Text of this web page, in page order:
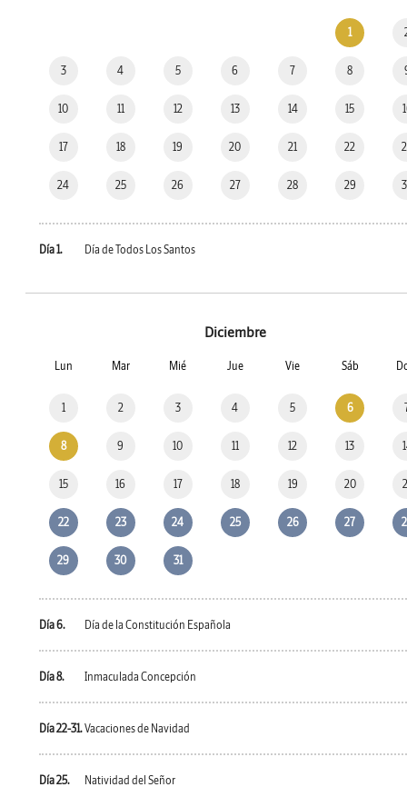
1
3 4 5 6 7 8
10 11 12 13 14 15
17 18 19 20 21 22
24 25 26 27 28 29
Día 1. Día de Todos Los Santos
Diciembre
Lun Mar Mié Jue Vie Sáb
1 2 3 4 5 6
8 9 10 11 12 13
15 16 17 18 19 20
22 23 24 25 26 27
29 30 31
Día 6. Día de la Constitución Española
Día 8. Inmaculada Concepción
Día 22-31.Vacaciones de Navidad
Día 25. Natividad del Señor